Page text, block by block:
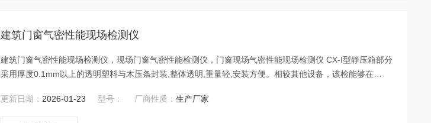
建筑门窗气密性能现场检测仪
建筑门窗气密性能现场检测仪，现场门窗气密性能检测仪，门窗现场气密性能现场检测仪 CX-I型静压箱部分
采用厚度0.1mm以上的透明塑料与木压条封装,整体透明,重量轻,安装方便。相较其他设备，该检能够在
需要，也可以将整个房间作为静压箱,进xing房间气密性检测。
更新日期： 2026-01-23 型号： 厂商性质：生产厂家